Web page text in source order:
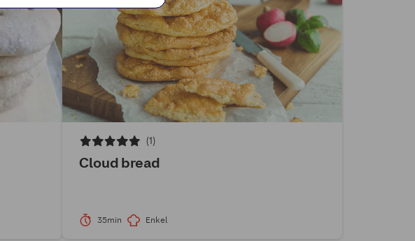
(1)
Cloud bread
35min Enkel